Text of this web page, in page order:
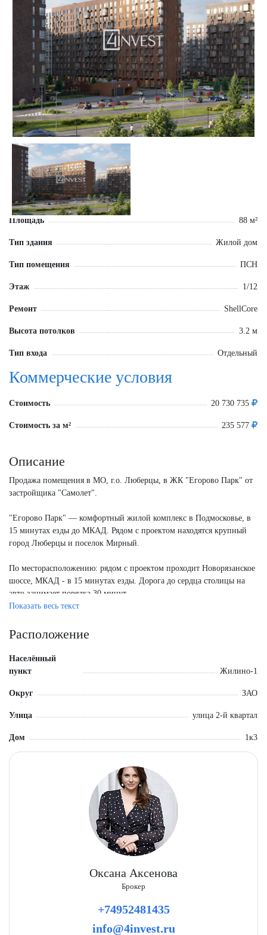
Площадь 88 м²
Тип здания Жилой дом
Тип помещения ПСН
Этаж 1/12
Ремонт ShellCore
Высота потолков 3.2 м
Тип входа Отдельный
Коммерческие условия
Стоимость 20 730 735
Стоимость за м² 235 577
Описание
Продажа помещения в МО, г.о. Люберцы, в ЖК "Егорово Парк" от
застройщика "Самолет".
"Егорово Парк" — комфортный жилой комплекс в Подмосковье, в
15 минутах езды до МКАД. Рядом с проектом находятся крупный
город Люберцы и поселок Мирный.
По месторасположению: рядом с проектом проходит Новорязанское
шоссе, МКАД - в 15 минутах езды. Дорога до сердца столицы на
авто занимает порядка 30 минут.
эл.мощность от 200 Вт/на кв.м., нагрузка на пол от 200кг/кв.м.
Корпус 3.2, секция 7, условный номер - 25.
Показать весь текст
Расположение
Населённый
пункт
Жилино-1
Округ ЗАО
Улица улица 2-й квартал
Дом 1к3
Оксана Аксенова
Брокер
+74952481435
info@4invest.ru